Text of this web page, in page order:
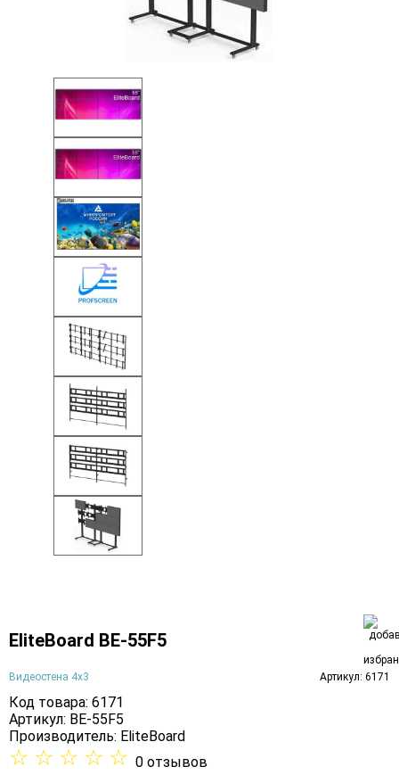
EliteBoard BE-55F5
Видеостена 4х3 Артикул: 6171
Код товара: 6171
Артикул: BE-55F5
Производитель: EliteBoard
☆ ☆ ☆ ☆ ☆ 0 отзывов